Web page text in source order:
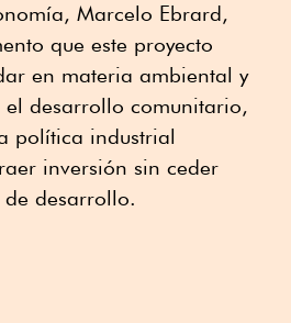
Marcelo Ebrard,
que este proyecto
en materia ambiental y
desarrollo comunitario,
política industrial
inversión sin ceder
desarrollo.